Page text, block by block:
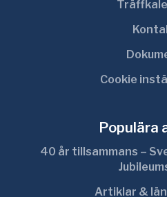
Cookie
Populära
40 år tillsammans –
Artiklar &